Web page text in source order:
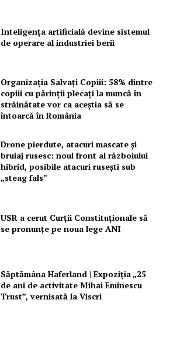
Inteligența artificială devine sistemul
de operare al industriei berii
Organizația Salvați Copiii: 58% dintre
copiii cu părinții plecați la muncă în
străinătate vor ca aceștia să se
întoarcă în România
Drone pierdute, atacuri mascate și
bruiaj rusesc: noul front al războiului
hibrid, posibile atacuri rusești sub
„steag fals”
USR a cerut Curții Constituționale să
se pronunțe pe noua lege ANI
Săptămâna Haferland | Expoziţia „25
de ani de activitate Mihai Eminescu
Trust”, vernisată la Viscri